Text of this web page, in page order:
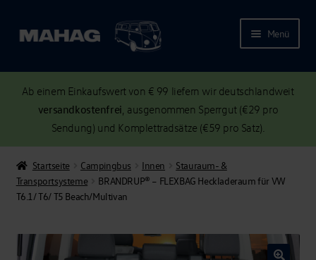
Menü
Ab einem Einkaufswert von € 99 liefern wir deutschlandweit
versandkostenfrei , ausgenommen Sperrgut (€29 pro
Sendung) und Komplettradsätze (€59 pro Satz).
Startseite Campingbus Innen
Stauraum- &
Transportsysteme
BRANDRUP® – FLEXBAG Heckladeraum für VW
T6.1/ T6/ T5 Beach/Multivan